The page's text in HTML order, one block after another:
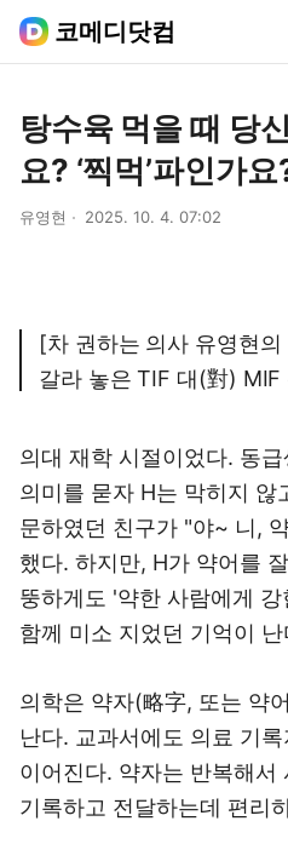
코메디닷컴
탕수육 먹을 때 당
요? ‘찍먹’파인가요
유영현 2025. 10. 4. 07:02
[차 권하는 의사 유영현
갈라 놓은 TIF 대(對) MIF
의대 재학 시절이었다. 동
의미를 묻자 H는 막히지 않
문하였던 친구가 "야~ 니,
했다. 하지만, H가 약어를
뚱하게도 '약한 사람에게
함께 미소 지었던 기억이 난
의학은 약자(略字, 또는 약
난다. 교과서에도 의료 기
이어진다. 약자는 반복해서
기록하고 전달하는데 편리